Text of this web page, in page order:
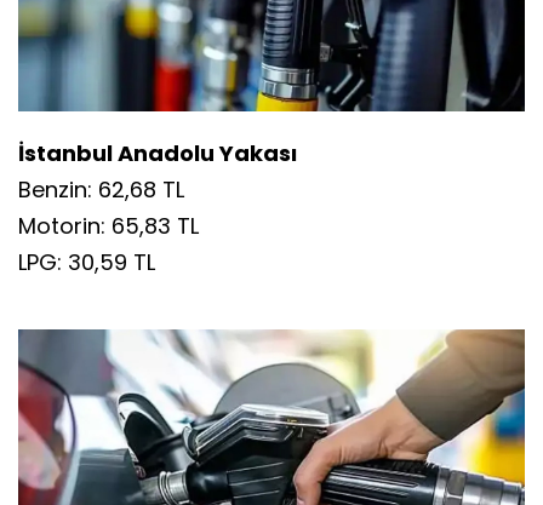
İstanbul Anadolu Yakası
Benzin: 62,68 TL
Motorin: 65,83 TL
LPG: 30,59 TL